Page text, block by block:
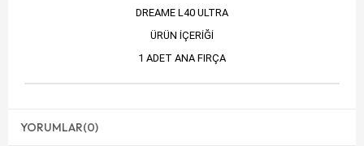
DREAME L40 ULTRA
ÜRÜN İÇERİĞİ
1 ADET ANA FIRÇA
YORUMLAR(0)